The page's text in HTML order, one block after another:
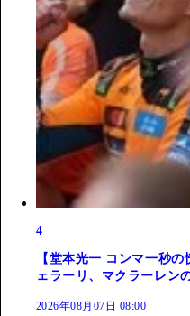
4
【堂本光一 コンマ一秒
ェラーリ、マクラーレン
2026年08月07日 08:00